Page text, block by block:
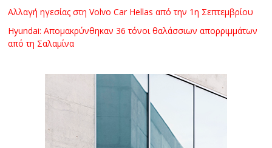
Αλλαγή ηγεσίας στη Volvo Car Hellas από την 1η Σεπτεμβρίου
Hyundai: Απομακρύνθηκαν 36 τόνοι θαλάσσιων απορριμμάτων
από τη Σαλαμίνα